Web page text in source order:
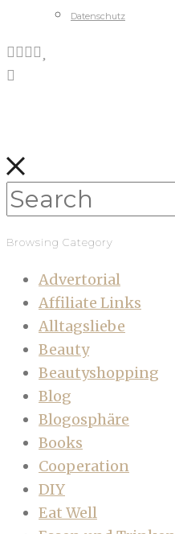
Datenschutz
Browsing Category
Advertorial
Affiliate Links
Alltagsliebe
Beauty
Beautyshopping
Blog
Blogosphäre
Books
Cooperation
DIY
Eat Well